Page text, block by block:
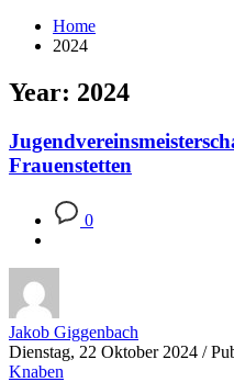
Home
2024
Year: 2024
Frauenstetten
0
Jakob Giggenbach
Dienstag, 22 Oktober 2024 /
Knaben